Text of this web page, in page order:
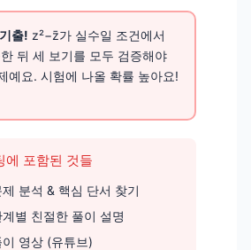
출! z²−z̄가 실수일 조건에서
뒤 세 보기를 모두 검증해야
예요. 시험에 나올 확률 높아요!
에 포함된 것들
제 분석 & 핵심 단서 찾기
계별 친절한 풀이 설명
이 영상 (유튜브)